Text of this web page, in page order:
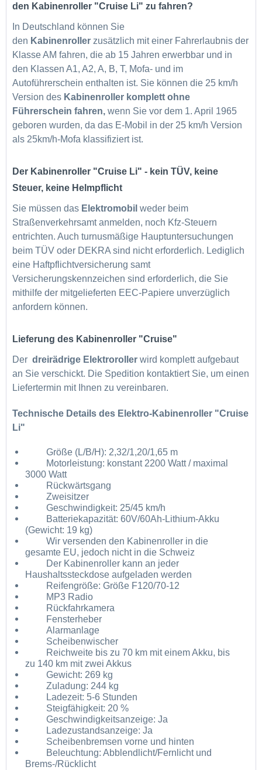
den Kabinenroller "Cruise Li" zu fahren?
In Deutschland können Sie
den Kabinenroller zusätzlich mit einer Fahrerlaubnis der
Klasse AM fahren, die ab 15 Jahren erwerbbar und in
den Klassen A1, A2, A, B, T, Mofa- und im
Autoführerschein enthalten ist. Sie können die 25 km/h
Version des Kabinenroller komplett ohne
Führerschein fahren, wenn Sie vor dem 1. April 1965
geboren wurden, da das E-Mobil in der 25 km/h Version
als 25km/h-Mofa klassifiziert ist.
Der Kabinenroller "Cruise Li" - kein TÜV, keine
Steuer, keine Helmpflicht
Sie müssen das Elektromobil weder beim
Straßenverkehrsamt anmelden, noch Kfz-Steuern
entrichten. Auch turnusmäßige Hauptuntersuchungen
beim TÜV oder DEKRA sind nicht erforderlich. Lediglich
eine Haftpflichtversicherung samt
Versicherungskennzeichen sind erforderlich, die Sie
mithilfe der mitgelieferten EEC-Papiere unverzüglich
anfordern können.
Lieferung des Kabinenroller "Cruise"
Der dreirädrige Elektroroller wird komplett aufgebaut
an Sie verschickt. Die Spedition kontaktiert Sie, um einen
Liefertermin mit Ihnen zu vereinbaren.
Technische Details des Elektro-Kabinenroller "Cruise
Li"
Größe (L/B/H): 2,32/1,20/1,65 m
Motorleistung: konstant 2200 Watt / maximal
3000 Watt
Rückwärtsgang
Zweisitzer
Geschwindigkeit: 25/45 km/h
Batteriekapazität: 60V/60Ah-Lithium-Akku
(Gewicht: 19 kg)
Wir versenden den Kabinenroller in die
gesamte EU, jedoch nicht in die Schweiz
Der Kabinenroller kann an jeder
Haushaltssteckdose aufgeladen werden
Reifengröße: Größe F120/70-12
MP3 Radio
Rückfahrkamera
Fensterheber
Alarmanlage
Scheibenwischer
Reichweite bis zu 70 km mit einem Akku, bis
zu 140 km mit zwei Akkus
Gewicht: 269 kg
Zuladung: 244 kg
Ladezeit: 5-6 Stunden
Steigfähigkeit: 20 %
Geschwindigkeitsanzeige: Ja
Ladezustandsanzeige: Ja
Scheibenbremsen vorne und hinten
Beleuchtung: Abblendlicht/Fernlicht und
Brems-/Rücklicht